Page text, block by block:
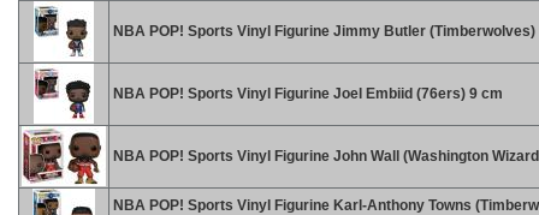
NBA POP! Sports Vinyl Figurine Jimmy Butler (Timberwolves)
NBA POP! Sports Vinyl Figurine Joel Embiid (76ers) 9 cm
NBA POP! Sports Vinyl Figurine John Wall (Washington
NBA POP! Sports Vinyl Figurine Karl-Anthony Towns